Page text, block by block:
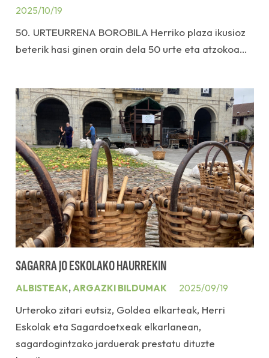
2025/10/19
50. URTEURRENA BOROBILA Herriko plaza ikusioz
beterik hasi ginen orain dela 50 urte eta atzokoa…
SAGARRA JO ESKOLAKO HAURREKIN
ALBISTEAK, ARGAZKI BILDUMAK 2025/09/19
Urteroko zitari eutsiz, Goldea elkarteak, Herri
Eskolak eta Sagardoetxeak elkarlanean,
sagardogintzako jarduerak prestatu dituzte